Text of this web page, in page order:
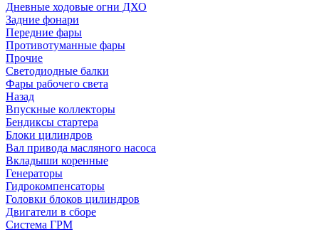
Дневные ходовые огни ДХО
Задние фонари
Передние фары
Противотуманные фары
Прочие
Светодиодные балки
Фары рабочего света
Назад
Впускные коллекторы
Бендиксы стартера
Блоки цилиндров
Вал привода масляного насоса
Вкладыши коренные
Генераторы
Гидрокомпенсаторы
Головки блоков цилиндров
Двигатели в сборе
Система ГРМ